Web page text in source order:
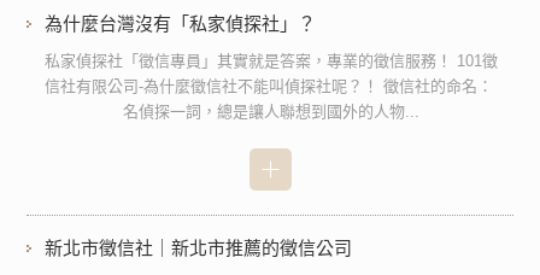
為什麼台灣沒有「私家偵探社」？
私家偵探社「徵信專員」其實就是答案，專業的徵信服務！ 101徵
信社有限公司-為什麼徵信社不能叫偵探社呢？！ 徵信社的命名：
名偵探一詞，總是讓人聯想到國外的人物...
新北市徵信社｜新北市推薦的徵信公司